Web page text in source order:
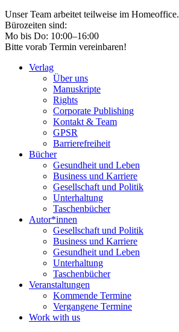
Unser Team arbeitet teilweise im Homeoffice.
Bürozeiten sind:
Mo bis Do: 10:00–16:00
Bitte vorab Termin vereinbaren!
Verlag
Über uns
Manuskripte
Rights
Corporate Publishing
Kontakt & Team
GPSR
Barrierefreiheit
Bücher
Gesundheit und Leben
Business und Karriere
Gesellschaft und Politik
Unterhaltung
Taschenbücher
Autor*innen
Gesellschaft und Politik
Business und Karriere
Gesundheit und Leben
Unterhaltung
Taschenbücher
Veranstaltungen
Kommende Termine
Vergangene Termine
Work with us